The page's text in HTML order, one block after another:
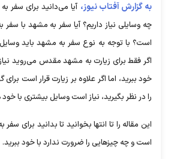
به گزارش آفتاب نیوز، آیا می‌دانید برای سفر
چه وسایلی نیاز داریم؟ آیا سفر به مشهد با
است؟ با توجه به نوع سفر به مشهد باید
اگر فقط برای زیارت به مشهد مقدس می‌روید
خود ببرید، اما اگر علاوه بر زیارت قرار است
را در نظر بگیرید، نیاز است وسایل بیشتری با
این مقاله را تا انتها بخوانید تا بدانید برای
است و چه چیز‌هایی را ضرورت ندارد با خود ببرید.